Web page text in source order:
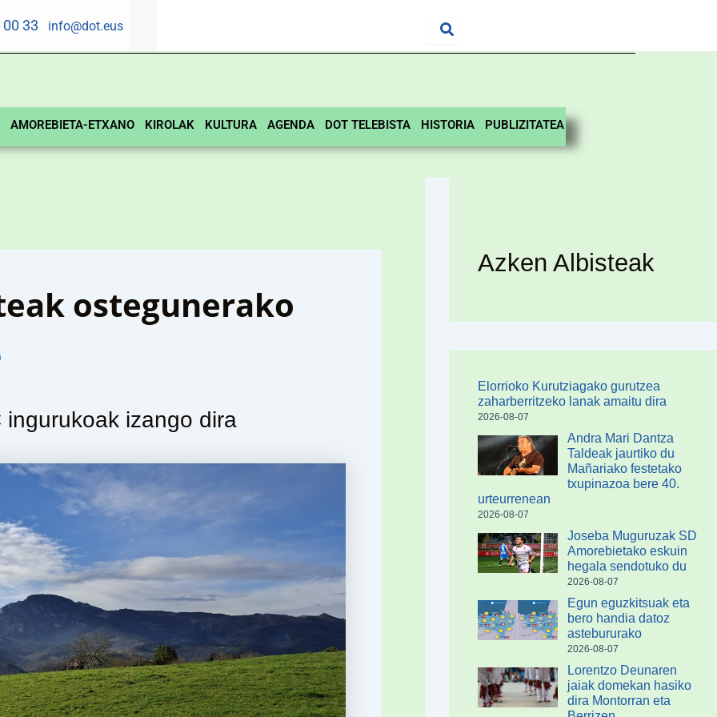
00 33 info@dot.eus
AMOREBIETA-ETXANO KIROLAK KULTURA AGENDA DOT TELEBISTA HISTORIA PUBLIZITATEA
ostegunerako
ingurukoak izango dira
Azken Albisteak
Elorrioko Kurutziagako gurutzea
zaharberritzeko lanak amaitu dira
2026-08-07
Andra Mari Dantza
Taldeak jaurtiko du
Mañariako festetako
txupinazoa bere 40.
urteurrenean
2026-08-07
Joseba Muguruzak SD
Amorebietako eskuin
hegala sendotuko du
2026-08-07
Egun eguzkitsuak eta
bero handia datoz
astebururako
2026-08-07
Lorentzo Deunaren
jaiak domekan hasiko
dira Montorran eta